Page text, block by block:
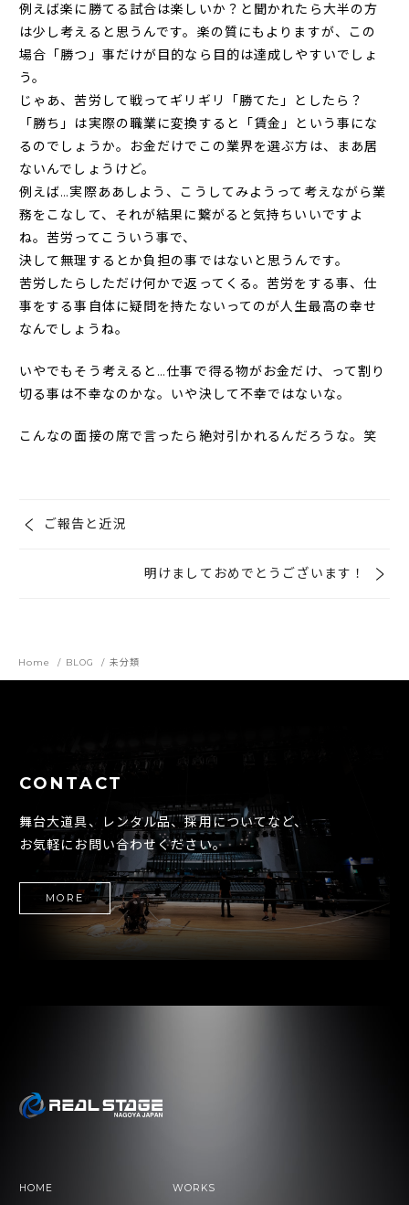
例えば楽に勝てる試合は楽しいか？と聞かれたら大半の方
は少し考えると思うんです。楽の質にもよりますが、この
場合「勝つ」事だけが目的なら目的は達成しやすいでしょ
う。
じゃあ、苦労して戦ってギリギリ「勝てた」としたら？
「勝ち」は実際の職業に変換すると「賃金」という事にな
るのでしょうか。お金だけでこの業界を選ぶ方は、まあ居
ないんでしょうけど。
例えば…実際ああしよう、こうしてみようって考えながら業
務をこなして、それが結果に繋がると気持ちいいですよ
ね。苦労ってこういう事で、
決して無理するとか負担の事ではないと思うんです。
苦労したらしただけ何かで返ってくる。苦労をする事、仕
事をする事自体に疑問を持たないってのが人生最高の幸せ
なんでしょうね。
いやでもそう考えると…仕事で得る物がお金だけ、って割り
切る事は不幸なのかな。いや決して不幸ではないな。
こんなの面接の席で言ったら絶対引かれるんだろうな。笑
ご報告と近況
明けましておめでとうございます！
Home BLOG 未分類
CONTACT
舞台大道具、レンタル品、採用についてなど、
お気軽にお問い合わせください。
MORE
HOME WORKS